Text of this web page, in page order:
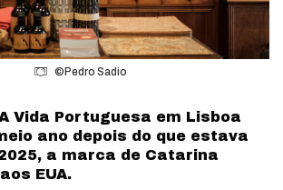
©Pedro Sadio
Vida Portuguesa em Lisboa
ano depois do que estava
a marca de Catarina
EUA.